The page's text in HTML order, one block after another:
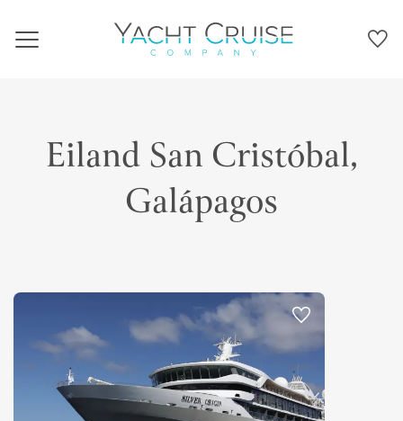
Navigation
Eiland San Cristóbal,
Galápagos